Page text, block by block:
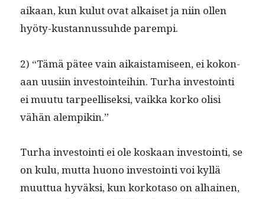
aikaan, kun kulut ovat alkaiset ja niin ollen
hyö­ty-kus­tan­nus­suhde parempi.
2) “Tämä pätee vain aikaistamiseen, ei kokon­
aan uusi­in investoin­tei­hin. Turha investoin­ti
ei muu­tu tarpeel­lisek­si, vaik­ka korko olisi
vähän alempikin.”
Turha investoin­ti ei ole koskaan investoin­ti, se
on kulu, mut­ta huono investoin­ti voi kyl­lä
muut­tua hyväk­si, kun korko­ta­so on alhainen,